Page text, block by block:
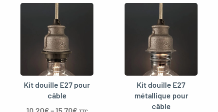
Kit douille E27 pour
câble
Kit douille E27
métallique pour
câble